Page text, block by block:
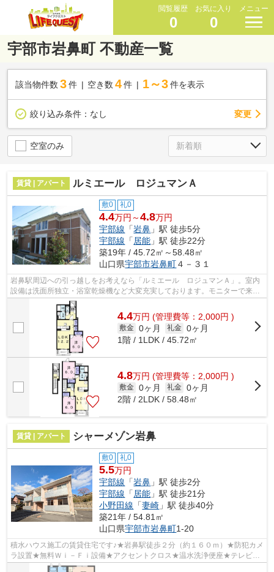
閲覧履歴
0
お気に入り
0
メニュー
宇部市岩鼻町 不動産一覧
該当物件数 3件 空き数 4 件 1～3 件を表示
絞り込み条件： なし 変更
空室のみ
賃貸 | アパート ルミエール ロジュマンＡ
敷0 礼0
4.4万円～4.8万円
宇部線 「岩鼻 」駅 徒歩5分
宇部線 「居能 」駅 徒歩22分
築19年 / 45.72㎡～58.48㎡
山口県宇部市岩鼻町４－３１
岩鼻駅周辺への引っ越しをお考えなら「ルミエール ロジュマンＡ」。室内
設備は洗面所独立・浴室乾燥機など大変充実しております。モニターで来訪
者を確認し、インターホンを通じて室...
4.4万円 (管理費等：2,000円 )
敷金 0ヶ月 礼金 0ヶ月
1階 / 1LDK / 45.72㎡
4.8万円 (管理費等：2,000円 )
敷金 0ヶ月 礼金 0ヶ月
2階 / 2LDK / 58.48㎡
賃貸 | アパート シャーメゾン岩鼻
敷0 礼0
5.5万円
宇部線 「岩鼻 」駅 徒歩2分
宇部線 「 居能 」駅 徒歩21分
小野田線 「妻崎 」駅 徒歩40分
築21年 / 54.81㎡
山口県宇部市岩鼻町1-20
積水ハウス施工の賃貸住宅です♪★岩鼻駅徒歩２分（約１６０ｍ）★防犯カメ
ラ設置★無料Ｗｉ－Ｆｉ設備★アクセントクロス★温水洗浄便座★テレビモ